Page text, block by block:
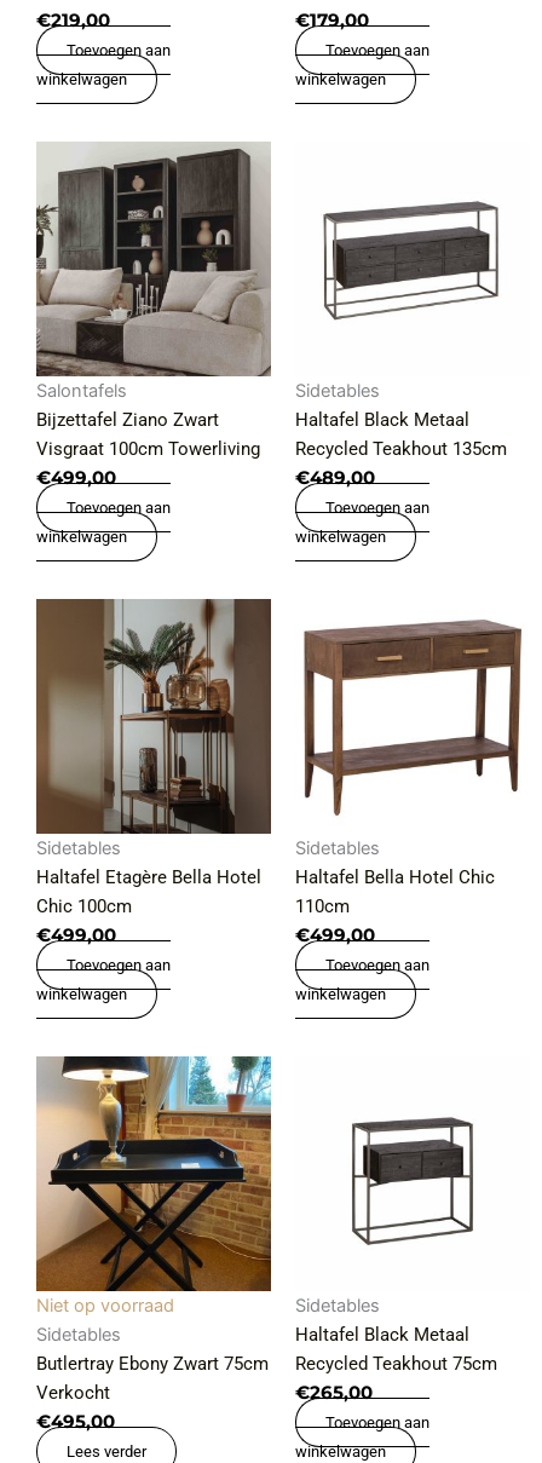
€219,00
Toevoegen aan
winkelwagen
€179,00
Toevoegen aan
winkelwagen
Salontafels
Bijzettafel Ziano Zwart
Visgraat 100cm Towerliving
€499,00
Toevoegen aan
winkelwagen
Sidetables
Haltafel Black Metaal
Recycled Teakhout 135cm
€489,00
Toevoegen aan
winkelwagen
Sidetables
Haltafel Etagère Bella Hotel
Chic 100cm
€499,00
Toevoegen aan
winkelwagen
Sidetables
Haltafel Bella Hotel Chic
110cm
€499,00
Toevoegen aan
winkelwagen
Niet op voorraad
Sidetables
Butlertray Ebony Zwart 75cm
Verkocht
€495,00
Lees verder
Sidetables
Haltafel Black Metaal
Recycled Teakhout 75cm
€265,00
Toevoegen aan
winkelwagen